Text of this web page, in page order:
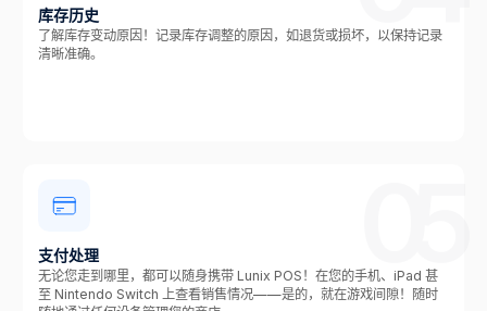
库存历史
了解库存变动原因！记录库存调整的原因，如退货或损坏，以保持记录
清晰准确。
支付处理
无论您走到哪里，都可以随身携带 Lunix POS！在您的手机、iPad 甚
至 Nintendo Switch 上查看销售情况——是的，就在游戏间隙！随时